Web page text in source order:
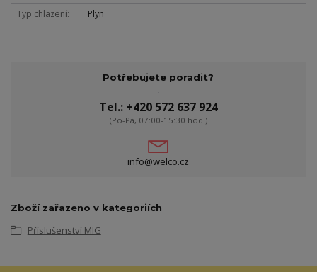
Typ chlazení Plyn
Potřebujete poradit?
Tel.: +420 572 637 924
(Po-Pá, 07:00-15:30 hod.)
info@welco.cz
Zboží zařazeno v kategoriích
Příslušenství MIG